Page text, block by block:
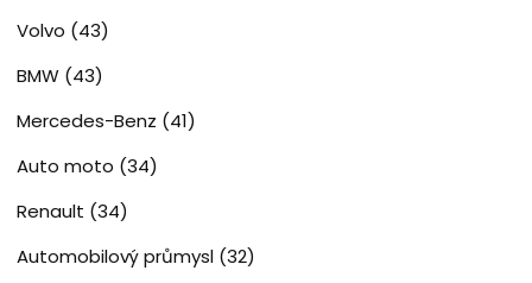
Volvo (43)
BMW (43)
Mercedes-Benz (41)
Auto moto (34)
Renault (34)
Automobilový průmysl (32)